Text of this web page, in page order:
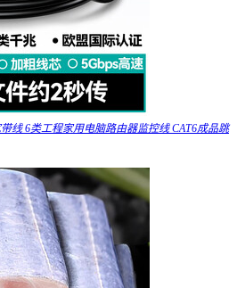
线 6类工程家用电脑路由器监控线 CAT6成品跳